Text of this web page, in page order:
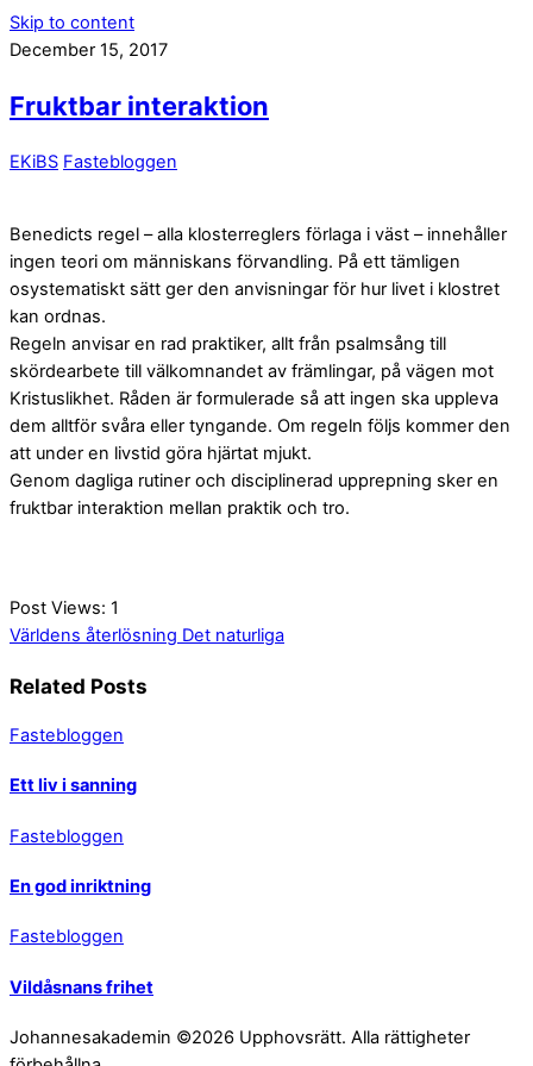
Skip to content
December 15, 2017
Fruktbar interaktion
EKiBS Fastebloggen
Benedicts regel – alla klosterreglers förlaga i väst – innehåller
ingen teori om människans förvandling. På ett tämligen
osystematiskt sätt ger den anvisningar för hur livet i klostret
kan ordnas.
Regeln anvisar en rad praktiker, allt från psalmsång till
skördearbete till välkomnandet av främlingar, på vägen mot
Kristuslikhet. Råden är formulerade så att ingen ska uppleva
dem alltför svåra eller tyngande. Om regeln följs kommer den
att under en livstid göra hjärtat mjukt.
Genom dagliga rutiner och disciplinerad upprepning sker en
fruktbar interaktion mellan praktik och tro.
Post Views: 1
Världens återlösning Det naturliga
Related Posts
Fastebloggen
Ett liv i sanning
Fastebloggen
En god inriktning
Fastebloggen
Vildåsnans frihet
Johannesakademin ©2026 Upphovsrätt. Alla rättigheter